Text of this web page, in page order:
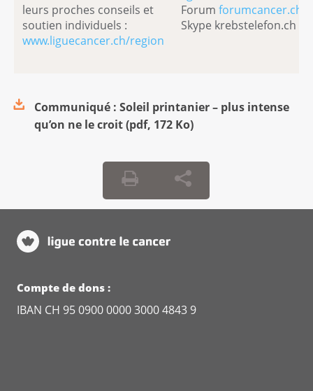
leurs proches conseils et
soutien individuels :
www.liguecancer.ch/region
Forum forumcancer.ch
Skype krebstelefon.ch
Communiqué : Soleil printanier – plus intense
qu’on ne le croit(pdf, 172 Ko)
Compte de dons :
IBAN CH 95 0900 0000 3000 4843 9